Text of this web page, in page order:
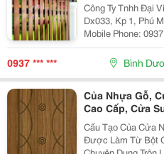
Công Ty Tnhh Đại Việt Phát Địa Chỉ :
Dx033, Kp 1, Phú
Mobile Phone:
Xd1.Dvp@Gmail.com Skype:
Dựng Cửa Cổng
0937 *** *** Bình
Của Nhựa Gỗ,
Cao Cấp, Cửa
Cấu Tạo Của Cửa
Được Làm Từ Bột